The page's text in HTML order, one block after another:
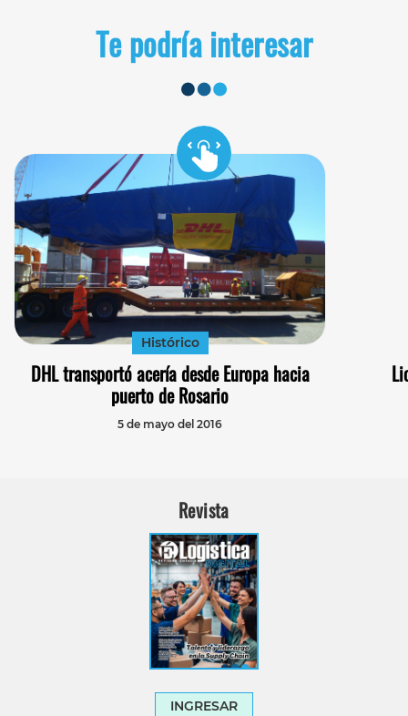
Te podría interesar
Histórico
DHL transportó acería desde Europa hacia
puerto de Rosario
5 de mayo del 2016
Revista
INGRESAR